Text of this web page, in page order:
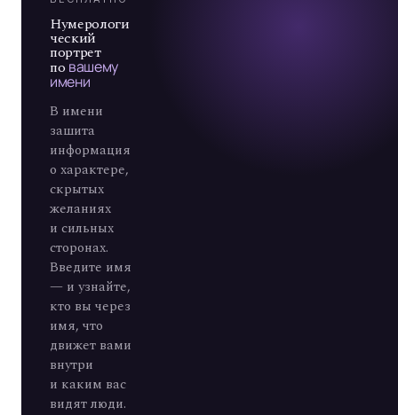
Нумерологи
ческий
портрет
по вашему
имени
В имени
зашита
информация
о характере,
скрытых
желаниях
и сильных
сторонах.
Введите имя
— и узнайте,
кто вы через
имя, что
движет вами
внутри
и каким вас
видят люди.